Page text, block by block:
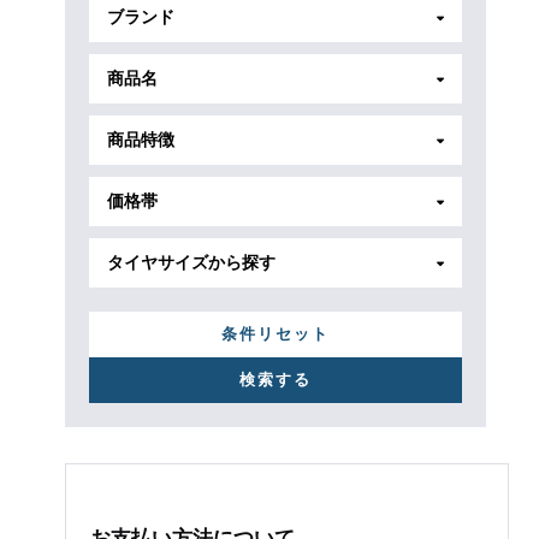
ブランド
商品名
商品特徴
価格帯
タイヤサイズから探す
条件リセット